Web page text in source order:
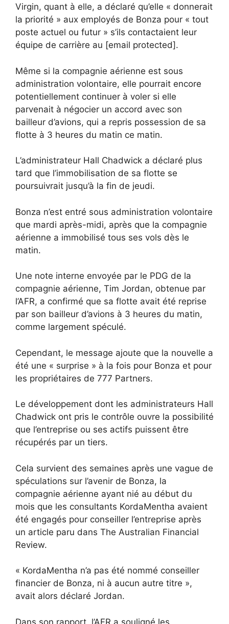
Virgin, quant à elle, a déclaré qu’elle « donnerait
la priorité » aux employés de Bonza pour « tout
poste actuel ou futur » s’ils contactaient leur
équipe de carrière au [email protected].
Même si la compagnie aérienne est sous
administration volontaire, elle pourrait encore
potentiellement continuer à voler si elle
parvenait à négocier un accord avec son
bailleur d’avions, qui a repris possession de sa
flotte à 3 heures du matin ce matin.
L’administrateur Hall Chadwick a déclaré plus
tard que l’immobilisation de sa flotte se
poursuivrait jusqu’à la fin de jeudi.
Bonza n’est entré sous administration volontaire
que mardi après-midi, après que la compagnie
aérienne a immobilisé tous ses vols dès le
matin.
Une note interne envoyée par le PDG de la
compagnie aérienne, Tim Jordan, obtenue par
l’AFR, a confirmé que sa flotte avait été reprise
par son bailleur d’avions à 3 heures du matin,
comme largement spéculé.
Cependant, le message ajoute que la nouvelle a
été une « surprise » à la fois pour Bonza et pour
les propriétaires de 777 Partners.
Le développement dont les administrateurs Hall
Chadwick ont ​​pris le contrôle ouvre la possibilité
que l’entreprise ou ses actifs puissent être
récupérés par un tiers.
Cela survient des semaines après une vague de
spéculations sur l’avenir de Bonza, la
compagnie aérienne ayant nié au début du
mois que les consultants KordaMentha avaient
été engagés pour conseiller l’entreprise après
un article paru dans The Australian Financial
Review.
« KordaMentha n’a pas été nommé conseiller
financier de Bonza, ni à aucun autre titre »,
avait alors déclaré Jordan.
Dans son rapport, l’AFR a souligné les